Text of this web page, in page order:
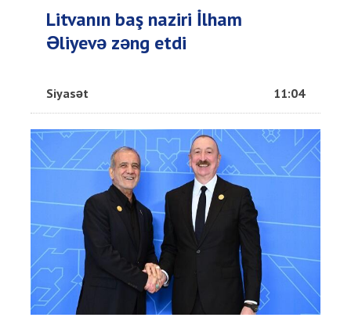
Litvanın baş naziri İlham
Əliyevə zəng etdi
Siyasət 11:04